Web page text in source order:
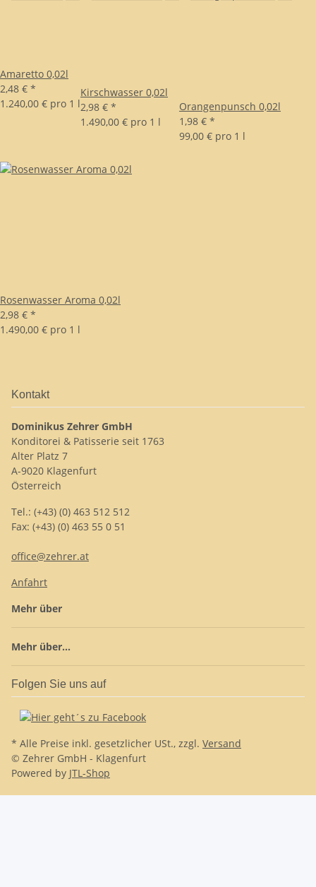
Amaretto 0,02l
2,48 € *
1.240,00 € pro 1 l
Kirschwasser 0,02l
2,98 € *
1.490,00 € pro 1 l
Orangenpunsch 0,02l
1,98 € *
99,00 € pro 1 l
Rosenwasser Aroma 0,02l
2,98 € *
1.490,00 € pro 1 l
Kontakt
Dominikus Zehrer GmbH
Konditorei & Patisserie seit 1763
Alter Platz 7
A-9020 Klagenfurt
Österreich
Tel.: (+43) (0) 463 512 512
Fax: (+43) (0) 463 55 0 51
office@zehrer.at
Anfahrt
Mehr über
Mehr über...
Folgen Sie uns auf
* Alle Preise inkl. gesetzlicher USt., zzgl. Versand
© Zehrer GmbH - Klagenfurt
Powered by JTL-Shop